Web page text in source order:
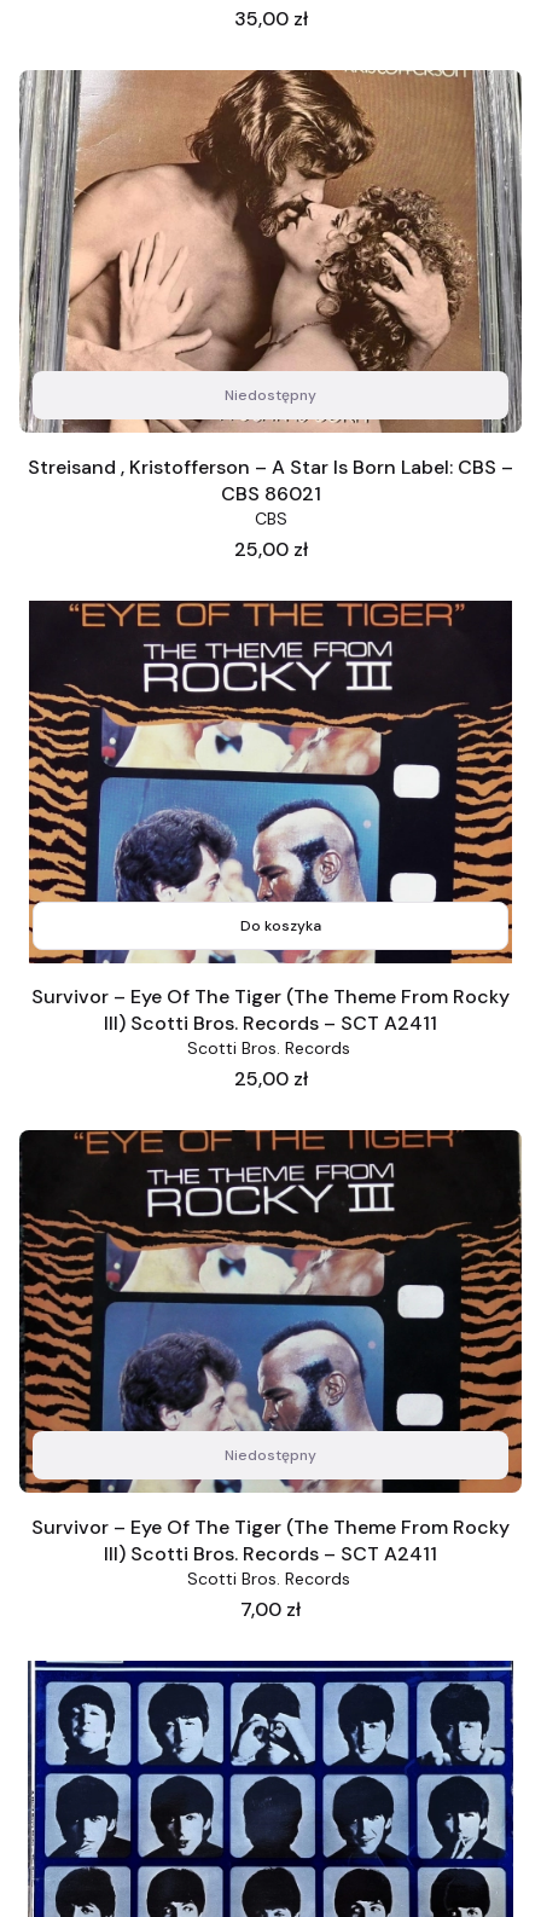
Cena
35,00 zł
Niedostępny
Streisand , Kristofferson – A Star Is Born Label: CBS –
CBS 86021
CBS
Cena
25,00 zł
Do koszyka
Survivor ‎– Eye Of The Tiger (The Theme From Rocky
III) Scotti Bros. Records ‎– SCT A2411
Scotti Bros. Records ‎
Cena
25,00 zł
Niedostępny
Survivor ‎– Eye Of The Tiger (The Theme From Rocky
III) Scotti Bros. Records ‎– SCT A2411
Scotti Bros. Records ‎
Cena
7,00 zł